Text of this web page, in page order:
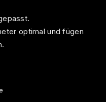
optimal und fügen